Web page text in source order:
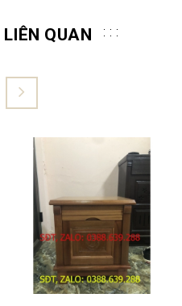
QUAN